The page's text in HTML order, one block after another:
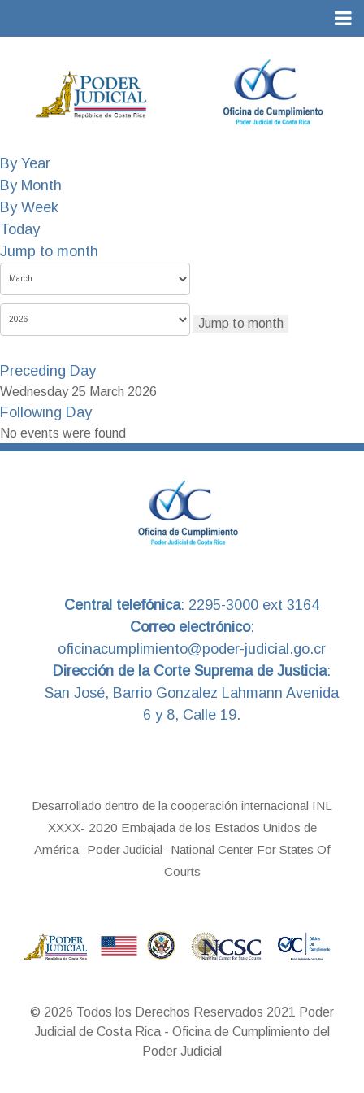
By Year
By Month
By Week
Today
Jump to month
Jump to month
Preceding Day
Wednesday 25 March 2026
Following Day
No events were found
Central telefónica: 2295-3000 ext 3164
Correo electrónico:
oficinacumplimiento@poder-judicial.go.cr
Dirección de la Corte Suprema de Justicia:
San José, Barrio Gonzalez Lahmann Avenida
6 y 8, Calle 19.
Desarrollado dentro de la cooperación internacional INL
XXXX- 2020 Embajada de los Estados Unidos de
América- Poder Judicial- National Center For States Of
Courts
© 2026 Todos los Derechos Reservados 2021 Poder
Judicial de Costa Rica - Oficina de Cumplimiento del
Poder Judicial